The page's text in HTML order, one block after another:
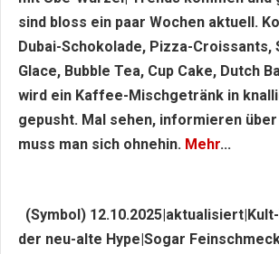
sind bloss ein paar Wochen aktuell.
Dubai-Schokolade, Pizza-Croissants,
Glace, Bubble Tea, Cup Cake, Dutch
wird ein Kaffee-Mischgetränk in
gepusht. Mal sehen, informieren
muss man sich ohnehin. Mehr...
(Symbol)
der neu-alte Hype|Sogar